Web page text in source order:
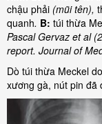
chậu phải (mũi tên),
quanh. B: túi thừa
Pascal Gervaz et al
report. Journal of
Dò túi thừa Meckel
xương gà, nút pin đã